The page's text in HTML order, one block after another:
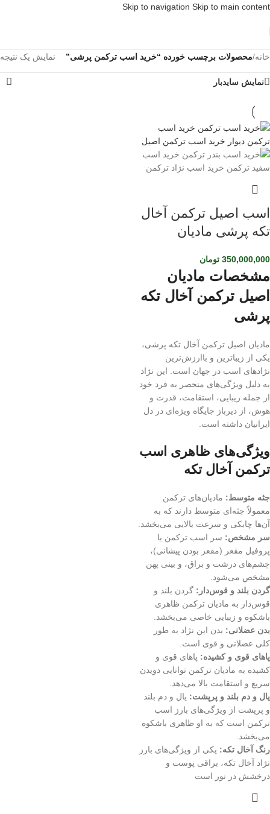
Skip to navigation Skip to main content
خانه/محصولات برچسب خورده “خرید اسب ترکمن پرشی” نمایش یک نتیجه
نمایش سایدبار
اسب اصیل ترکمن آخال
تکه پرشی مادیان
350,000,000 تومان
مشخصات مادیان
اصیل ترکمن آخال تکه
پرشی
مادیان اصیل ترکمن آخال تکه پرشی،
یکی از زیباترین و باارزش‌ترین
نژادهای اسب در جهان است. این نژاد
به دلیل ویژگی‌های منحصر به فرد خود
از جمله زیبایی، استقامت، قدرت و
هوش، از دیرباز جایگاه ویژه‌ای در دل
ایرانیان داشته است.
ویژگی‌های ظاهری اسب
ترکمن آخال تکه
جثه متوسط: مادیان‌های ترکمن
معمولاً جثه‌ای متوسط دارند که به
آن‌ها چابکی و سرعت بالایی می‌بخشد.
سر مشخص: سر اسب ترکمن با
پروفیل مقعر (مقعر بودن پیشانی)،
چشم‌های درشت و براق، و بینی پهن
مشخص می‌شود.
گردن بلند و قوس‌دار: گردن بلند و
قوس‌دار به مادیان ترکمن ظاهری
باشکوه و زیبایی خاصی می‌بخشد.
بدن عضلانی: بدن این نژاد به طور
کلی عضلانی و قوی است.
پاهای قوی و کشیده: پاهای قوی و
کشیده به مادیان ترکمن توانایی دویدن
سریع و استقامت بالا می‌دهد.
یال و دم بلند و پرپشت: یال و دم بلند
و پرپشت از ویژگی‌های بارز اسب
ترکمن است که به او ظاهری باشکوه
می‌بخشد.
رنگ آخال تکه: یکی از ویژگی‌های بارز
نژاد آخال تکه، براقی پوست و
درخشش در نور است